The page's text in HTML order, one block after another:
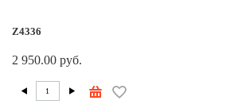
Z4336
2 950.00 руб.